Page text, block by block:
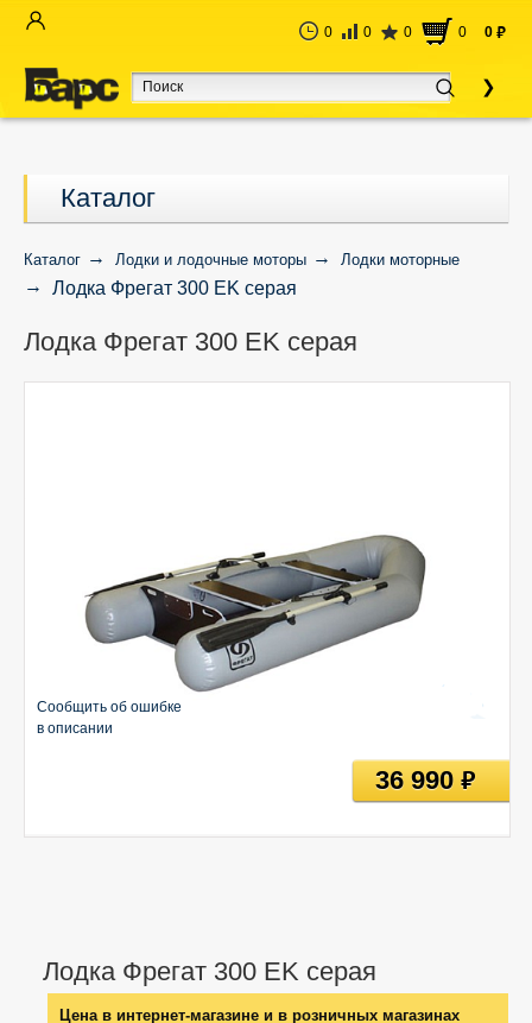
0 0 0 0 0 руб
Каталог
Каталог Лодки и лодочные моторы Лодки моторные
Лодка Фрегат 300 EK серая
Лодка Фрегат 300 EK серая
Лодка Фрегат 300 EK серая
Цена в интернет-магазине и в розничных магазинах
Сообщить об ошибке
в описании
36 990руб